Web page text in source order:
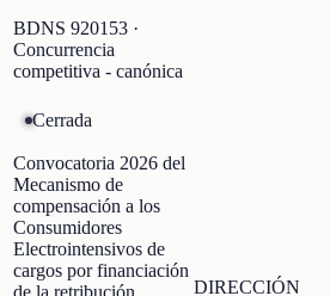
BDNS 920153 ·
Concurrencia
competitiva - canónica
Cerrada
Convocatoria 2026 del
Mecanismo de
compensación a los
Consumidores
Electrointensivos de
cargos por financiación
DIRECCIÓN